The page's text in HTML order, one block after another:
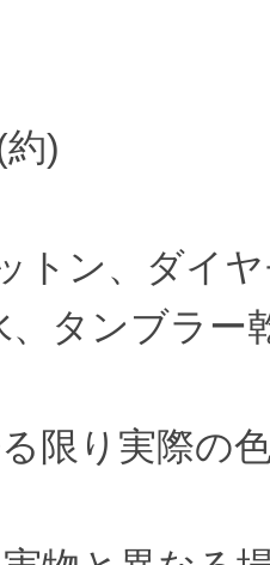
)
トン、ダイ
、タンブラー
限り実際の